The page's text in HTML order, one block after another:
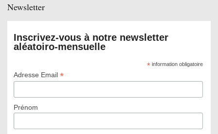
Newsletter
Inscrivez-vous à notre newsletter
aléatoiro-mensuelle
*information obligatoire
Adresse Email *
Prénom